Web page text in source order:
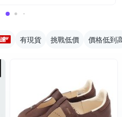
有現貨 挑戰低價 價格低到